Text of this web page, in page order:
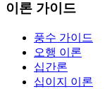
이론 가이드
풍수 가이드
오행 이론
십간론
십이지 이론